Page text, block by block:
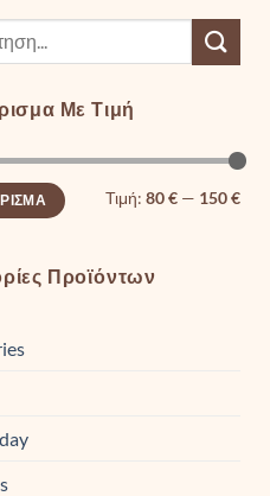
Με Τιμή
Τιμή: 80 €— 150 €
Προϊόντων